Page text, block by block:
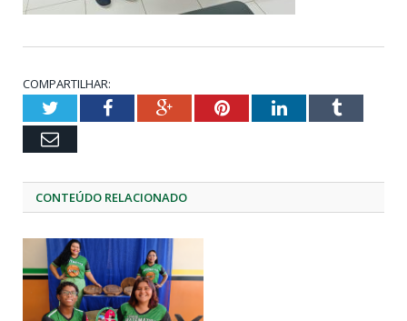
COMPARTILHAR:
TwitterFacebookGoogle+PinterestLinkedInTumblr
Email
CONTEÚDO RELACIONADO